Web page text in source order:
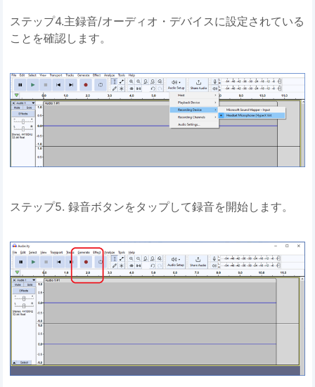
ステップ4.主録音/オーディオ・デバイスに設定されている
ことを確認します。
ステップ5. 録音ボタンをタップして録音を開始します。